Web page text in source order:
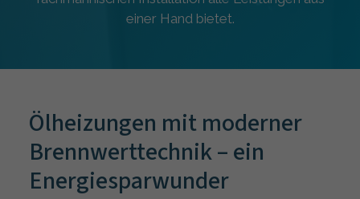
einer Hand bietet.
Ölheizungen mit moderner
Brennwerttechnik – ein
Energiesparwunder